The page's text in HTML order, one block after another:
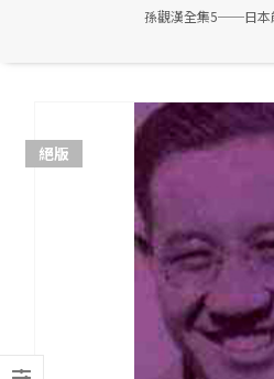
孫觀漢全集5──日本
絕版